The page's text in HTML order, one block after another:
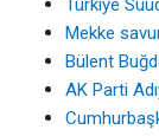
Türkiye
Mekke
Bülent
AK Parti